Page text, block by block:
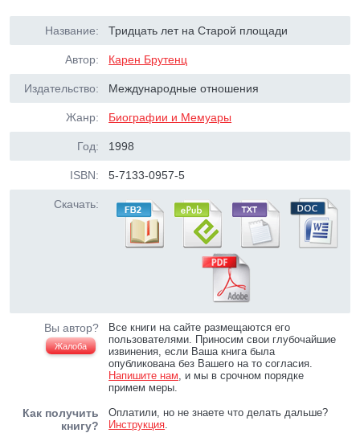
Название: Тридцать лет на Cтарой площади
Автор: Карен Брутенц
Издательство: Международные отношения
Жанр: Биографии и Мемуары
Год: 1998
ISBN: 5-7133-0957-5
Скачать:
Вы автор?
Жалоба
Все книги на сайте размещаются его
пользователями. Приносим свои глубочайшие
извинения, если Ваша книга была
опубликована без Вашего на то согласия.
Напишите нам, и мы в срочном порядке
примем меры.
Как получить
книгу?
Оплатили, но не знаете что делать дальше?
Инструкция.